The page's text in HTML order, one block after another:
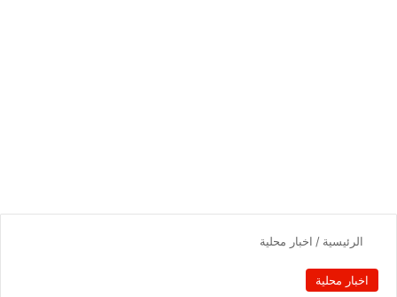
الرئيسية / اخبار محلية
اخبار محلية